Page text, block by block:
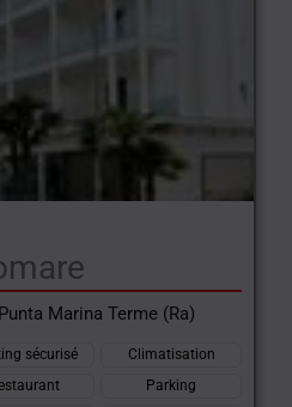
Marina Terme (Ra)
sécurisé
Climatisation
Parking